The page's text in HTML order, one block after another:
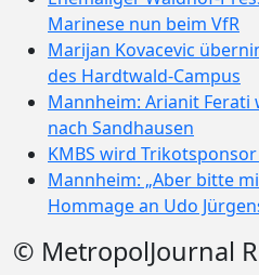
Marinese nun beim VfR
Marijan Kovacevic
des Hardtwald-Campus
Mannheim: Arianit Ferati
nach Sandhausen
KMBS wird
Mannheim: „Aber bitte
Hommage an Udo
© MetropolJournal